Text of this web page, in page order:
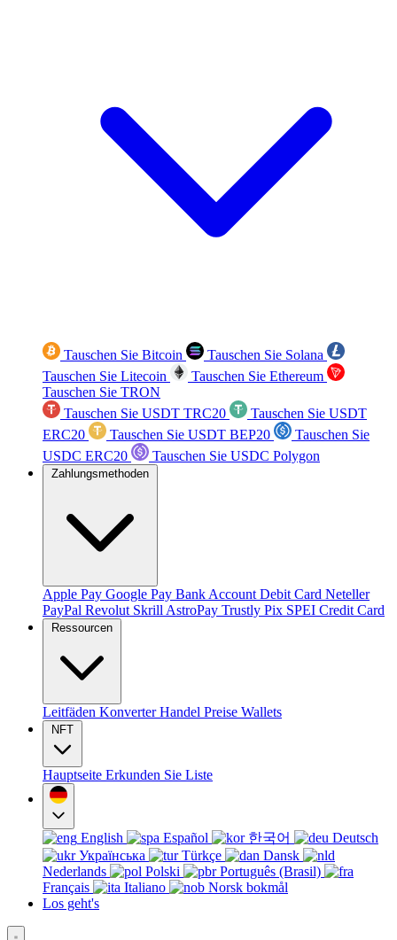
Tauschen Sie Bitcoin
Tauschen Sie Solana
Tauschen Sie Litecoin
Tauschen Sie Ethereum
Tauschen Sie TRON
Tauschen Sie USDT TRC20
Tauschen Sie USDT
ERC20
Tauschen Sie USDT BEP20
Tauschen Sie
USDC ERC20
Tauschen Sie USDC Polygon
Zahlungsmethoden
Apple Pay Google Pay Bank Account Debit Card Neteller
PayPal Revolut Skrill AstroPay Trustly Pix SPEI Credit Card
Ressourcen
Leitfäden KonverterHandel Preise Wallets
NFT
Hauptseite Erkunden Sie Liste
English Español 한국어
Deutsch
Українська
Türkçe
Dansk
Nederlands
Polski
Português (Brasil)
Français
Italiano
Norsk bokmål
Los geht's